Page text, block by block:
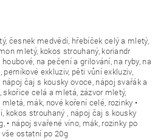
česnek medvědí, hřebíček celý a mletý,
mletý, kokos strouhaný, koriandr
na pečení a grilování, na ryby, na
perníkové exkluziv, pěti vůní exkluziv,
čaj s kousky ovoce, nápoj svařák a
skořice celá a mletá, zázvor mletý,
mák, nové koření celé, rozinky •
kokos strouhaný , nápoj čaj s kousky
• nápoj svařené víno, mák, rozinky po
vše ostatní po 20g